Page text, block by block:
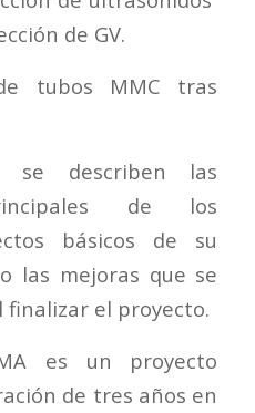
de GV.
tubos MMC tras
se describen las
de los
básicos de su
las mejoras que se
finalizar el proyecto.
es un proyecto
de tres años en